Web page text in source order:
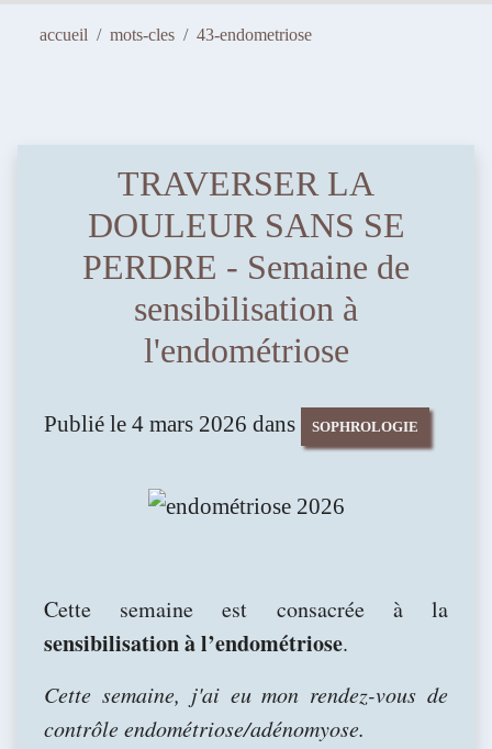
FLORENCE BARRIER
Avancer et m'épanouir
accueil mots-cles 43-endometriose
TRAVERSER LA
DOULEUR SANS SE
PERDRE - Semaine de
sensibilisation à
l'endométriose
Publié le 4 mars 2026 dans SOPHROLOGIE
Cette semaine est consacrée à la
sensibilisation à l’endométriose.
Cette semaine, j'ai eu mon rendez-vous de
contrôle endométriose/adénomyose.